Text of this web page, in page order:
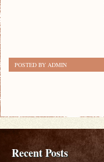
POSTED BY ADMIN
Recent Posts